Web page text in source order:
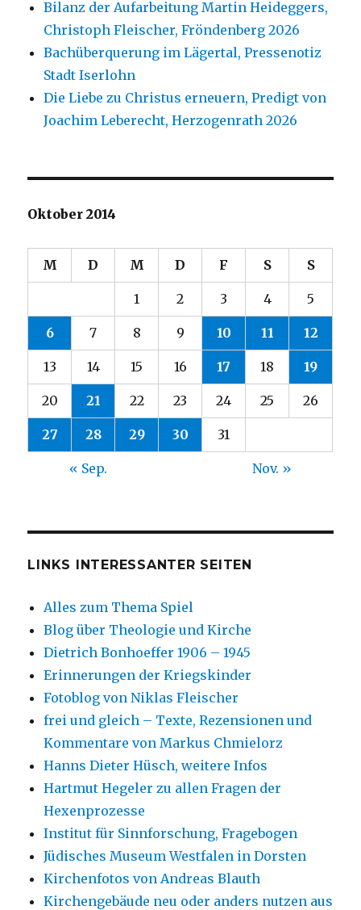
Bilanz der Aufarbeitung Martin Heideggers,
Christoph Fleischer, Fröndenberg 2026
Bachüberquerung im Lägertal, Pressenotiz
Stadt Iserlohn
Die Liebe zu Christus erneuern, Predigt von
Joachim Leberecht, Herzogenrath 2026
Oktober 2014
M D M D F S S
1 2 3 4 5
6 7 8 9 10 11 12
13 14 15 16 17 18 19
20 21 22 23 24 25 26
27 28 29 30 31
« Sep. Nov. »
LINKS INTERESSANTER SEITEN
Alles zum Thema Spiel
Blog über Theologie und Kirche
Dietrich Bonhoeffer 1906 – 1945
Erinnerungen der Kriegskinder
Fotoblog von Niklas Fleischer
frei und gleich – Texte, Rezensionen und
Kommentare von Markus Chmielorz
Hanns Dieter Hüsch, weitere Infos
Hartmut Hegeler zu allen Fragen der
Hexenprozesse
Institut für Sinnforschung, Fragebogen
Jüdisches Museum Westfalen in Dorsten
Kirchenfotos von Andreas Blauth
Kirchengebäude neu oder anders nutzen aus